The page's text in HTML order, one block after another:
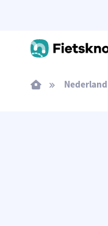
Nederland